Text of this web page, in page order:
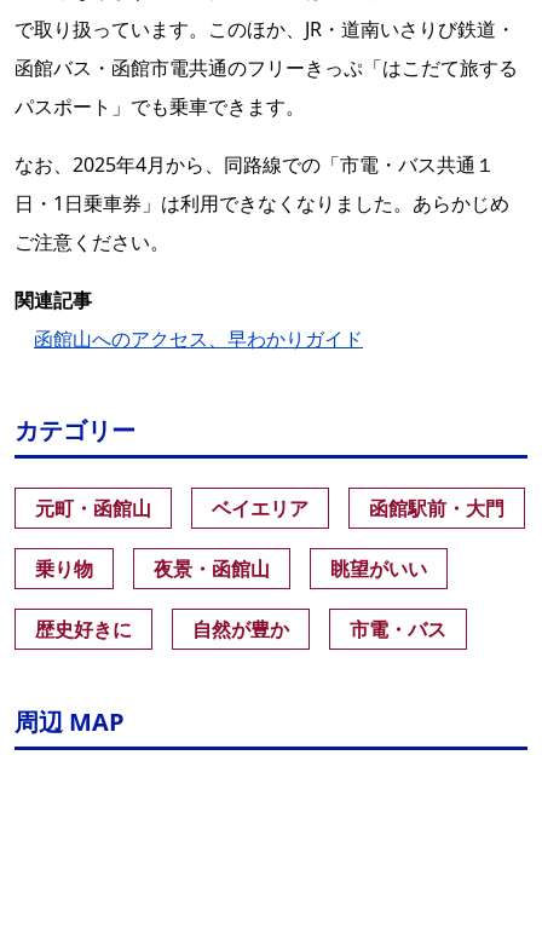
で取り扱っています。このほか、JR・道南いさりび鉄道・
函館バス・函館市電共通のフリーきっぷ「はこだて旅する
パスポート」でも乗車できます。
なお、2025年4月から、同路線での「市電・バス共通１
日・1日乗車券」は利用できなくなりました。あらかじめ
ご注意ください。
関連記事
函館山へのアクセス、早わかりガイド
カテゴリー
元町・函館山 ベイエリア 函館駅前・大門
乗り物 夜景・函館山 眺望がいい
歴史好きに 自然が豊か 市電・バス
周辺 MAP